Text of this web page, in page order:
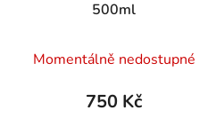
500ml
hodnocení
produktu
Momentálně nedostupné
750 Kč